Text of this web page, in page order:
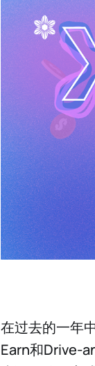
在过去的一年
Earn和Drive-